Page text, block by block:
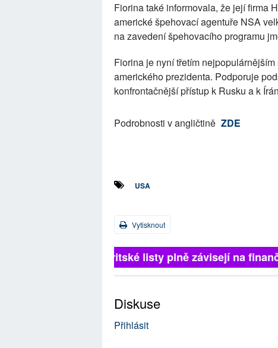
Fiorina také informovala, že její firma
americké špehovací agentuře NSA
na zavedení špehovacího programu
Fiorina je nyní třetím
amerického prezidenta. Podporuje
konfrontačnější přístup k Rusku a k
Podrobnosti v angličtině ZDE
USA
Vytisknout
Britské listy plně závisejí na
Diskuse
Přihlásit